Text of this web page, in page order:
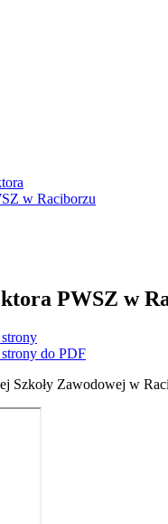
w Raciborzu
PWSZ w
do PDF
Szkoły Zawodowej w